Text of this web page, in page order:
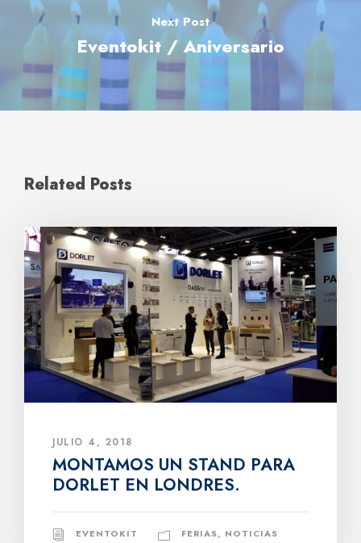
Next Post
Eventokit / Aniversario
Related Posts
JULIO 4, 2018
MONTAMOS UN STAND PARA
DORLET EN LONDRES.
EVENTOKIT FERIAS, NOTICIAS